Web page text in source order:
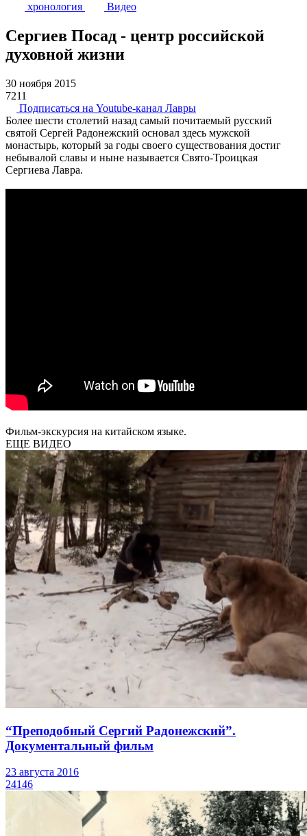
хронология Видео
Сергиев Посад - центр российской
духовной жизни
30 ноября 2015
7211
Подписаться на Youtube-канал Лавры
Более шести столетий назад самый почитаемый русский
святой Сергей Радонежский основал здесь мужской
монастырь, который за годы своего существования достиг
небывалой славы и ныне называется Свято-Троицкая
Сергиева Лавра.
Фильм-экскурсия на китайском языке.
ЕЩЕ ВИДЕО
“Преподобный Сергий Радонежский”.
Документальный фильм
23 августа 2016
24146